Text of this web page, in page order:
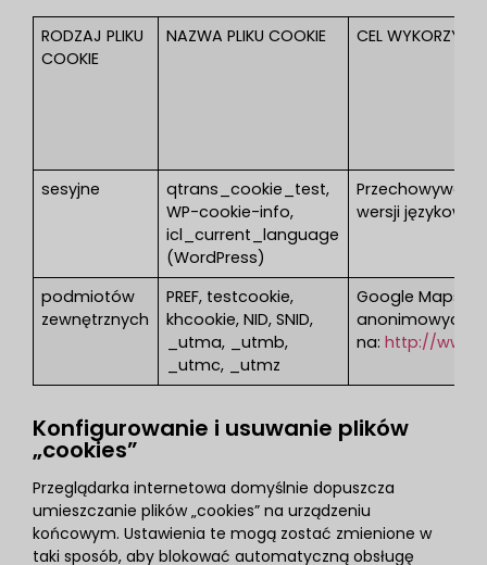
RODZAJ PLIKU
COOKIE
NAZWA PLIKU COOKIE CEL
sesyjne
qtrans_cookie_test,
WP-cookie-info,
icl_current_language
(WordPress)
wersji językowej.
podmiotów
zewnętrznych
PREF, testcookie,
khcookie, NID, SNID,
_utma, _utmb,
_utmc, _utmz
Google Maps,
anonimowych
na:http://
Konfigurowanie i usuwanie plików
„cookies”
Przeglądarka internetowa domyślnie dopuszcza
umieszczanie plików „cookies” na urządzeniu
końcowym. Ustawienia te mogą zostać zmienione w
taki sposób, aby blokować automatyczną obsługę